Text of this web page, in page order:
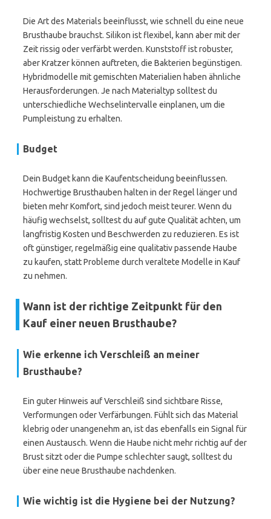
Die Art des Materials beeinflusst, wie schnell du eine neue
Brusthaube brauchst. Silikon ist flexibel, kann aber mit der
Zeit rissig oder verfärbt werden. Kunststoff ist robuster,
aber Kratzer können auftreten, die Bakterien begünstigen.
Hybridmodelle mit gemischten Materialien haben ähnliche
Herausforderungen. Je nach Materialtyp solltest du
unterschiedliche Wechselintervalle einplanen, um die
Pumpleistung zu erhalten.
Budget
Dein Budget kann die Kaufentscheidung beeinflussen.
Hochwertige Brusthauben halten in der Regel länger und
bieten mehr Komfort, sind jedoch meist teurer. Wenn du
häufig wechselst, solltest du auf gute Qualität achten, um
langfristig Kosten und Beschwerden zu reduzieren. Es ist
oft günstiger, regelmäßig eine qualitativ passende Haube
zu kaufen, statt Probleme durch veraltete Modelle in Kauf
zu nehmen.
Wann ist der richtige Zeitpunkt für den
Kauf einer neuen Brusthaube?
Wie erkenne ich Verschleiß an meiner
Brusthaube?
Ein guter Hinweis auf Verschleiß sind sichtbare Risse,
Verformungen oder Verfärbungen. Fühlt sich das Material
klebrig oder unangenehm an, ist das ebenfalls ein Signal für
einen Austausch. Wenn die Haube nicht mehr richtig auf der
Brust sitzt oder die Pumpe schlechter saugt, solltest du
über eine neue Brusthaube nachdenken.
Wie wichtig ist die Hygiene bei der Nutzung?